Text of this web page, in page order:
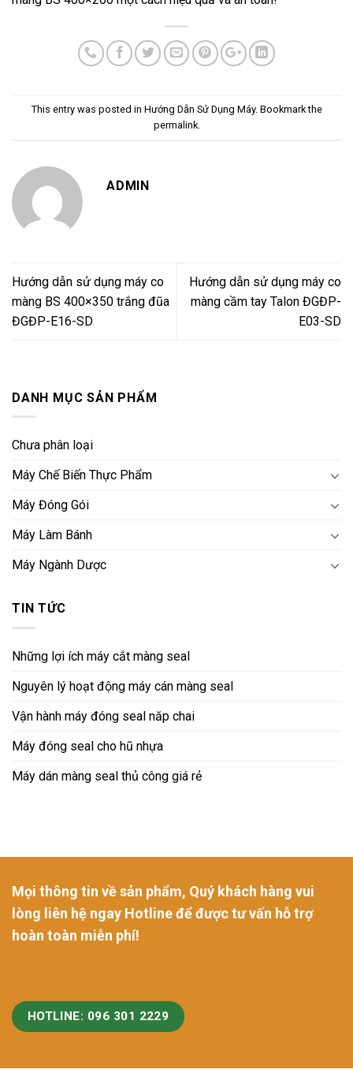
This entry was posted in Hướng Dẫn Sử Dụng Máy. Bookmark the
permalink.
ADMIN
Hướng dẫn sử dụng máy co
màng BS 400×350 trắng đũa
ĐGĐP-E16-SD
Hướng dẫn sử dụng máy co
màng cầm tay Talon ĐGĐP-
E03-SD
DANH MỤC SẢN PHẨM
Chưa phân loại
Máy Chế Biến Thực Phẩm
Máy Đóng Gói
Máy Làm Bánh
Máy Ngành Dược
TIN TỨC
Những lợi ích máy cắt màng seal
Nguyên lý hoạt động máy cán màng seal
Vận hành máy đóng seal năp chai
Máy đóng seal cho hũ nhựa
Máy dán màng seal thủ công giá rẻ
Mọi thông tin về sản phẩm, Quý khách hàng vui
lòng liên hệ ngay Hotline để được tư vấn hỗ trợ
hoàn toàn miễn phí!
HOTLINE: 096 301 2229